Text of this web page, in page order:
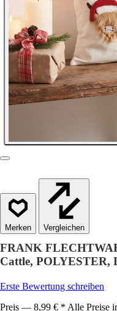
Vergleichen
FRANK
Cattle, POLYESTER,
Erste Bewertung schreiben
Preis — 8,99 € * Alle Preise